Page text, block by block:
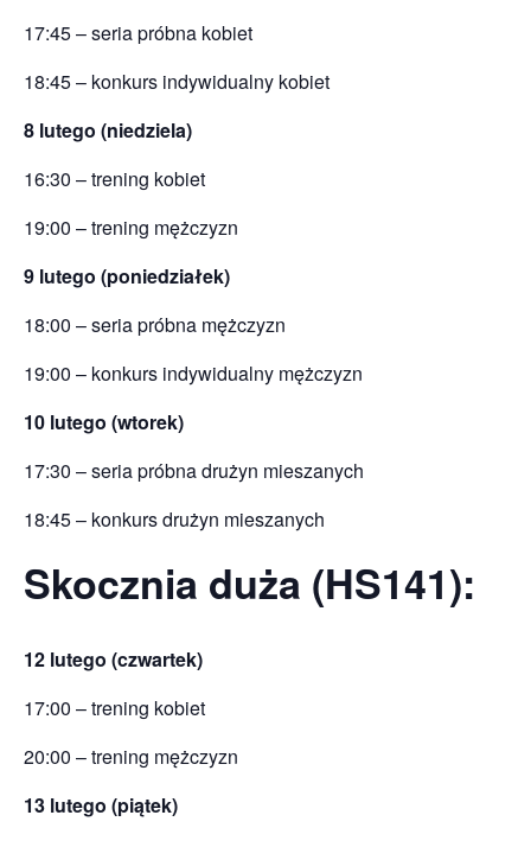
17:45 – seria próbna kobiet
18:45 – konkurs indywidualny kobiet
8 lutego (niedziela)
16:30 – trening kobiet
19:00 – trening mężczyzn
9 lutego (poniedziałek)
18:00 – seria próbna mężczyzn
19:00 – konkurs indywidualny mężczyzn
10 lutego (wtorek)
17:30 – seria próbna drużyn mieszanych
18:45 – konkurs drużyn mieszanych
Skocznia duża (HS141):
12 lutego (czwartek)
17:00 – trening kobiet
20:00 – trening mężczyzn
13 lutego (piątek)